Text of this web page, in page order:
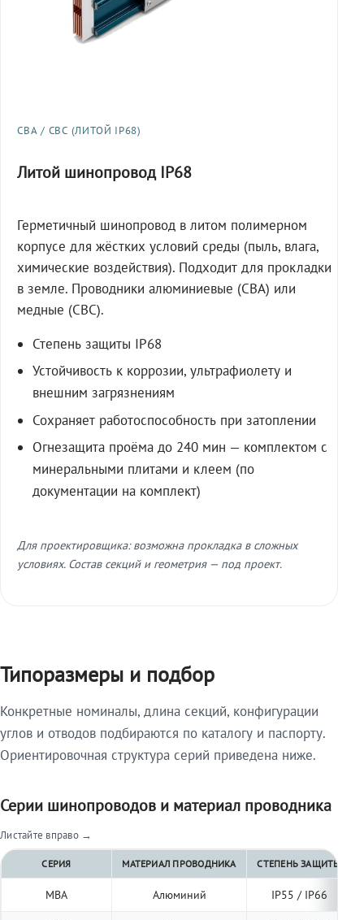
СВА / СВС (ЛИТОЙ IP68)
Литой шинопровод IP68
Герметичный шинопровод в литом полимерном
корпусе для жёстких условий среды (пыль, влага,
химические воздействия). Подходит для прокладки
в земле. Проводники алюминиевые (СВА) или
медные (СВС).
Степень защиты IP68
Устойчивость к коррозии, ультрафиолету и
внешним загрязнениям
Сохраняет работоспособность при затоплении
Огнезащита проёма до 240 мин — комплектом с
минеральными плитами и клеем (по
документации на комплект)
Для проектировщика: возможна прокладка в сложных
условиях. Состав секций и геометрия — под проект.
Типоразмеры и подбор
Конкретные номиналы, длина секций, конфигурации
углов и отводов подбираются по каталогу и паспорту.
Ориентировочная структура серий приведена ниже.
Серии шинопроводов и материал проводника
Листайте вправо →
СЕРИЯ МАТЕРИАЛ ПРОВОДНИКА СТЕПЕНЬ ЗАЩИТЫ
МВА Алюминий IP55 / IP66